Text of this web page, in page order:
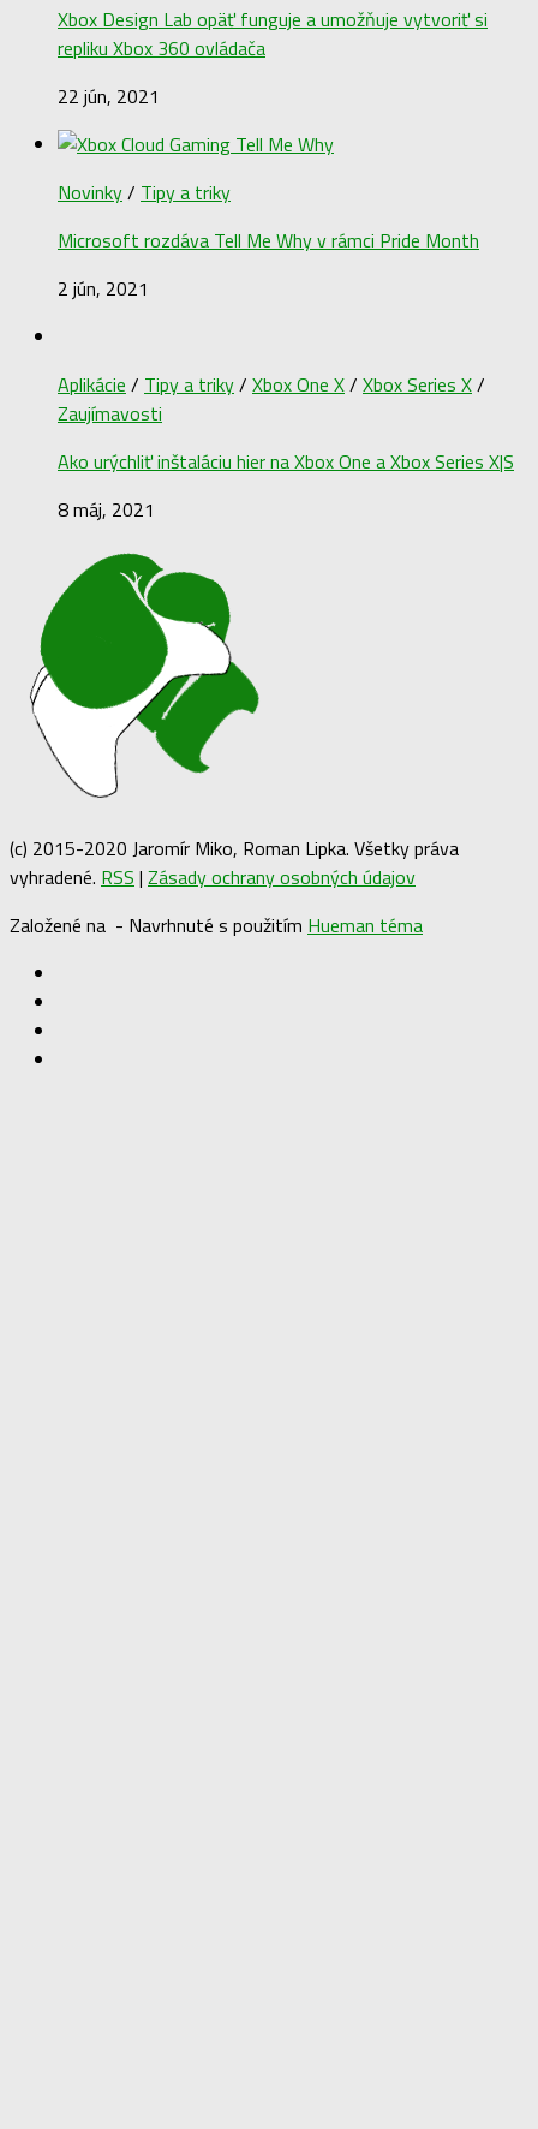
Xbox Design Lab opäť funguje a umožňuje vytvoriť si
repliku Xbox 360 ovládača
22 jún, 2021
Novinky/ Tipy a triky
Microsoft rozdáva Tell Me Why v rámci Pride Month
2 jún, 2021
Aplikácie / Tipy a triky/ Xbox One X/ Xbox Series X/
Zaujímavosti
Ako urýchliť inštaláciu hier na Xbox One a Xbox Series X|S
8 máj, 2021
(c) 2015-2020 Jaromír Miko, Roman Lipka. Všetky práva
vyhradené. RSS | Zásady ochrany osobných údajov
Založené na - Navrhnuté s použitím Hueman téma